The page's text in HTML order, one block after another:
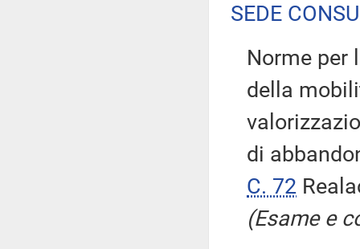
SEDE
Norme per
della
di
C. 72
(Esame e